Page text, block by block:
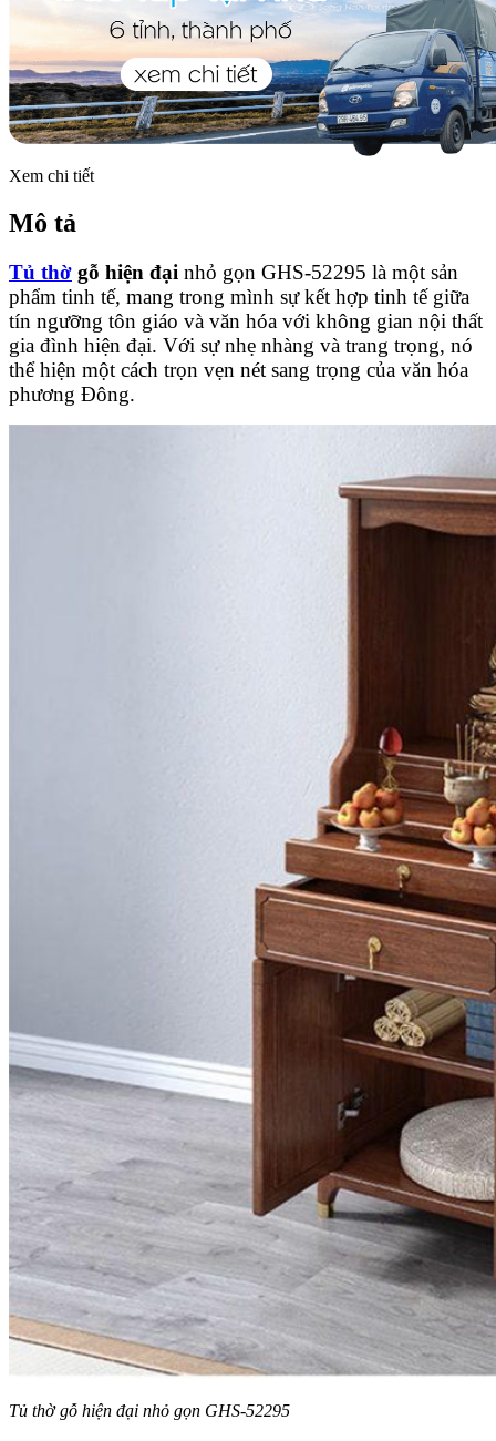
Xem chi tiết
Mô tả
Tủ thờ gỗ hiện đại nhỏ gọn GHS-52295 là một sản
phẩm tinh tế, mang trong mình sự kết hợp tinh tế giữa
tín ngưỡng tôn giáo và văn hóa với không gian nội thất
gia đình hiện đại. Với sự nhẹ nhàng và trang trọng, nó
thể hiện một cách trọn vẹn nét sang trọng của văn hóa
phương Đông.
Tủ thờ gỗ hiện đại nhỏ gọn GHS-52295